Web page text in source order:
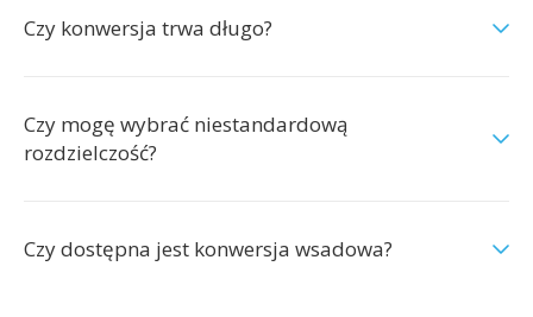
Czy konwersja trwa długo?
Czy mogę wybrać niestandardową
rozdzielczość?
Czy dostępna jest konwersja wsadowa?